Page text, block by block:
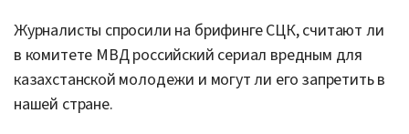
Журналисты спросили на брифинге СЦК, считают ли
в комитете МВД российский сериал вредным для
казахстанской молодежи и могут ли его запретить в
нашей стране.